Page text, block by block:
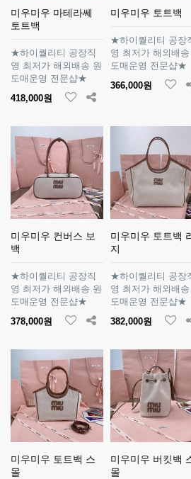
미우미우 마테라쎄
토트백
★하이퀄리티 공장직
영 최저가 해외배송 원
도매운영 전문샵★
418,000원
미우미우 토트백
★하이퀄리티 공장
영 최저가 해외배송
도매운영 전문샵★
366,000원
미우미우 컨버스 보
백
★하이퀄리티 공장직
영 최저가 해외배송 원
도매운영 전문샵★
378,000원
미우미우 토트백
지
★하이퀄리티 공장
영 최저가 해외배송
도매운영 전문샵★
382,000원
미우미우 토트백 스
몰
미우미우 버킷백
몰